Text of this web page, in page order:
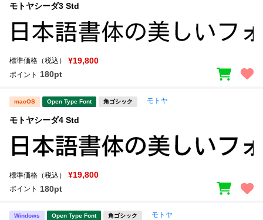
モトヤシーダ3 Std
標準価格（税込） ¥19,800
ポイント 180pt
macOS Open Type Font 角ゴシック モトヤ
モトヤシーダ4 Std
標準価格（税込） ¥19,800
ポイント 180pt
Windows Open Type Font 角ゴシック モトヤ